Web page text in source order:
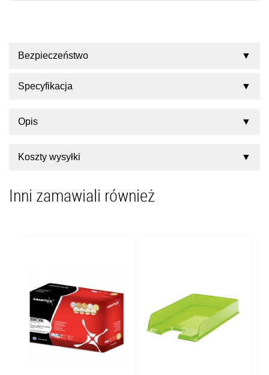
Bezpieczeństwo
Specyfikacja
Opis
Koszty wysyłki
Inni zamawiali również